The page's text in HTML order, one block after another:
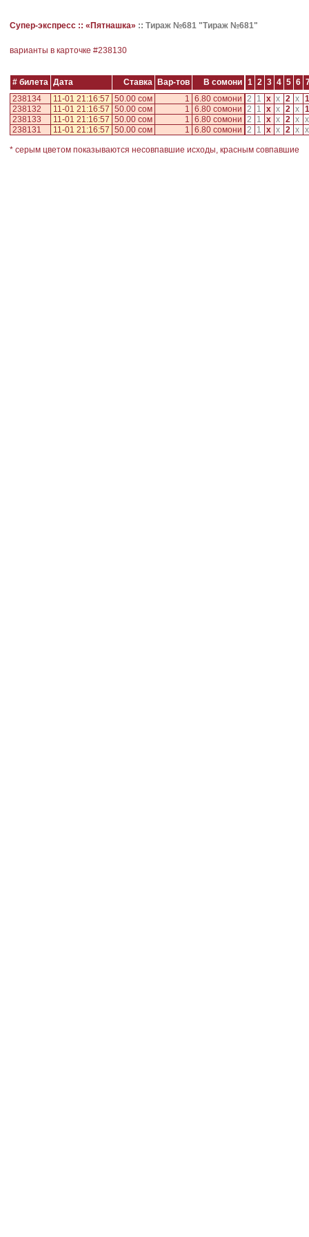
Супер-экспресс :: «Пятнашка» :: Тираж №681 "Тираж №681"
варианты в карточке #238130
# билета Дата Ставка Вар-тов В сомони 1 2 3 4 5 6
238134
11-01 21:16:57 50.00 сом 1 6.80 сомони 2 1 x x 2 x 1
238132
11-01 21:16:57 50.00 сом 1 6.80 сомони 2 1 x x 2 x 1
238133
11-01 21:16:57 50.00 сом 1 6.80 сомони 2 1 x x 2 x x
238131
11-01 21:16:57 50.00 сом 1 6.80 сомони 2 1 x x 2 x x
* серым цветом показываются несовпавшие исходы, красным совпавшие